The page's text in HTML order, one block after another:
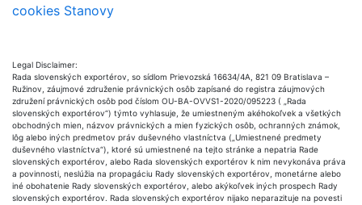
cookies Stanovy
Legal Disclaimer:
Rada slovenských exportérov, so sídlom Prievozská 16634/4A, 821 09 Bratislava –
Ružinov, záujmové združenie právnických osôb zapísané do registra záujmových
združení právnických osôb pod číslom OU-BA-OVVS1-2020/095223 ( „Rada
slovenských exportérov“) týmto vyhlasuje, že umiestneným akéhokoľvek a všetkých
obchodných mien, názvov právnických a mien fyzických osôb, ochranných známok,
lôg alebo iných predmetov práv duševného vlastníctva („Umiestnené predmety
duševného vlastníctva“), ktoré sú umiestnené na tejto stránke a nepatria Rade
slovenských exportérov, alebo Rada slovenských exportérov k nim nevykonáva práva
a povinnosti, neslúžia na propagáciu Rady slovenských exportérov, monetárne alebo
iné obohatenie Rady slovenských exportérov, alebo akýkoľvek iných prospech Rady
slovenských exportérov. Rada slovenských exportérov nijako neparazituje na povesti